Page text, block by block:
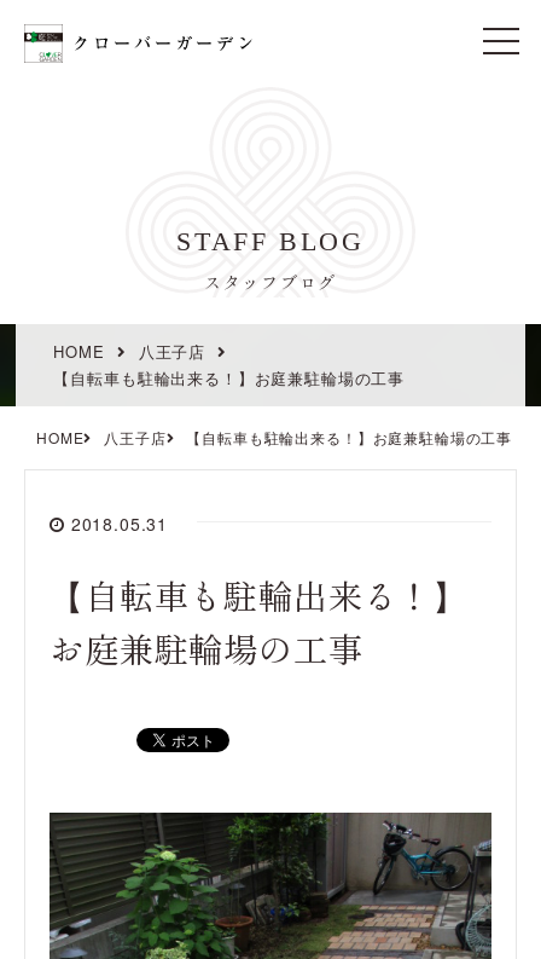
t
STAFF BLOG
スタッフブログ
HOME
八王子店
【自転車も駐輪出来る！】お庭兼駐輪場の工事
HOME 八王子店 【自転車も駐輪出来る！】お庭兼駐輪場の工事
2018.05.31
【自転車も駐輪出来る！】
お庭兼駐輪場の工事